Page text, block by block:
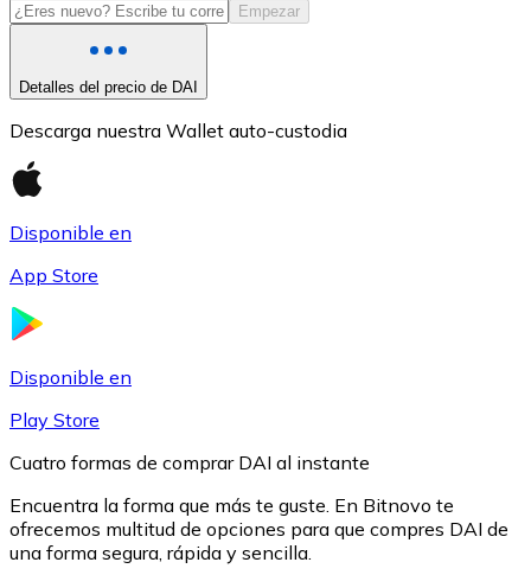
Empezar
Detalles del precio de DAI
Descarga nuestra Wallet auto-custodia
Disponible en
App Store
Disponible en
Play Store
Cuatro formas de comprar DAI al instante
Encuentra la forma que más te guste. En Bitnovo te
ofrecemos multitud de opciones para que compres DAI de
una forma segura, rápida y sencilla.